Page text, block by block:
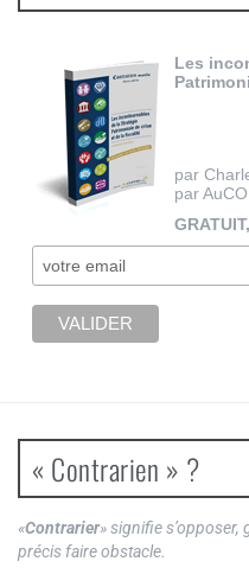
Les
par
par
« Contrarien » ?
«Contrarier» signifie s’opposer,
précis faire obstacle.